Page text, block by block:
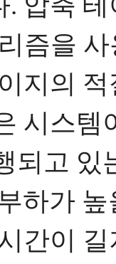
즘을
지의
시스템
되고 있
하가
간이